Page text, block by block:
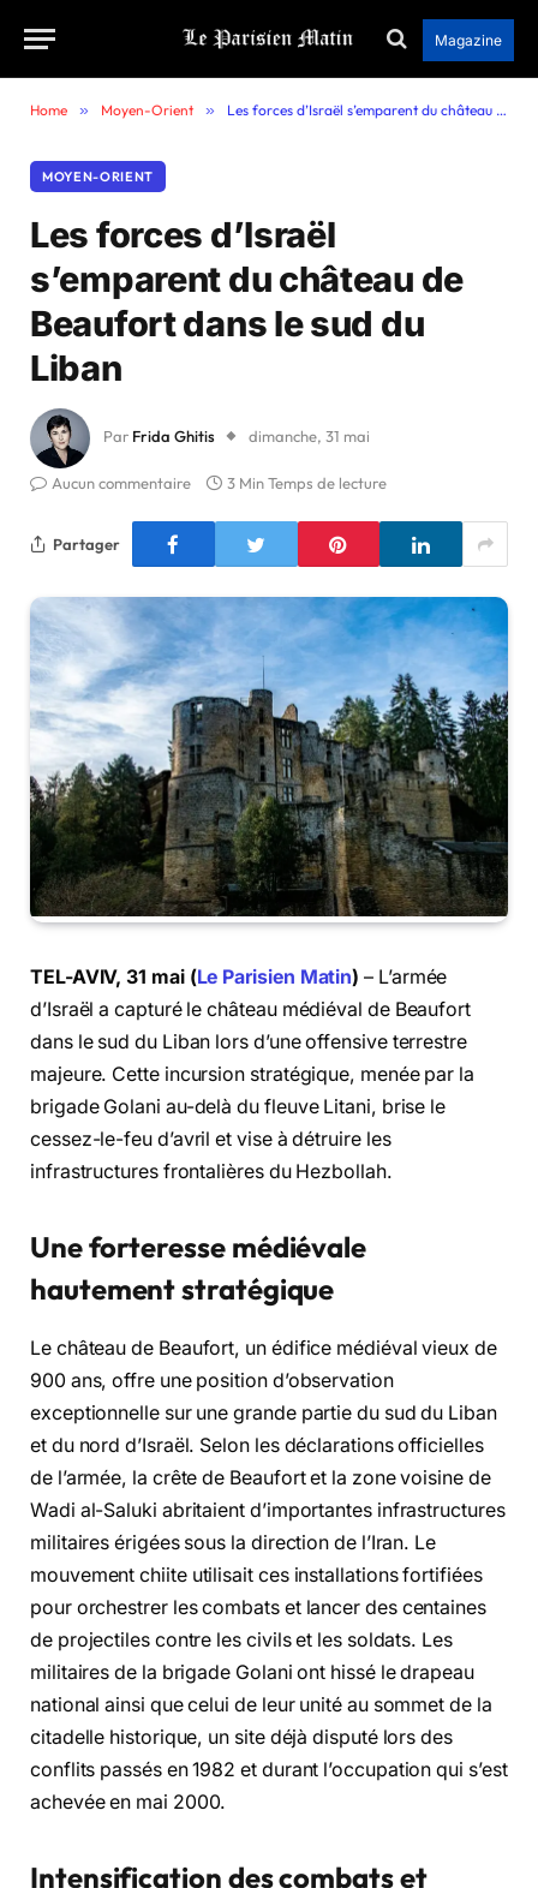
Magazine
Home » Moyen-Orient » Les forces d’Israël s’emparent du château de Beaufort dans le sud du Liban
MOYEN-ORIENT
Les forces d’Israël
s’emparent du château de
Beaufort dans le sud du
Liban
Par Frida Ghitis dimanche, 31 mai
Aucun commentaire 3 Min Temps de lecture
Partager
TEL-AVIV, 31 mai (Le Parisien Matin) – L’armée
d’Israël a capturé le château médiéval de Beaufort
dans le sud du Liban lors d’une offensive terrestre
majeure. Cette incursion stratégique, menée par la
brigade Golani au-delà du fleuve Litani, brise le
cessez-le-feu d’avril et vise à détruire les
infrastructures frontalières du Hezbollah.
Une forteresse médiévale
hautement stratégique
Le château de Beaufort, un édifice médiéval vieux de
900 ans, offre une position d’observation
exceptionnelle sur une grande partie du sud du Liban
et du nord d’Israël. Selon les déclarations officielles
de l’armée, la crête de Beaufort et la zone voisine de
Wadi al-Saluki abritaient d’importantes infrastructures
militaires érigées sous la direction de l’Iran. Le
mouvement chiite utilisait ces installations fortifiées
pour orchestrer les combats et lancer des centaines
de projectiles contre les civils et les soldats. Les
militaires de la brigade Golani ont hissé le drapeau
national ainsi que celui de leur unité au sommet de la
citadelle historique, un site déjà disputé lors des
conflits passés en 1982 et durant l’occupation qui s’est
achevée en mai 2000.
Intensification des combats et